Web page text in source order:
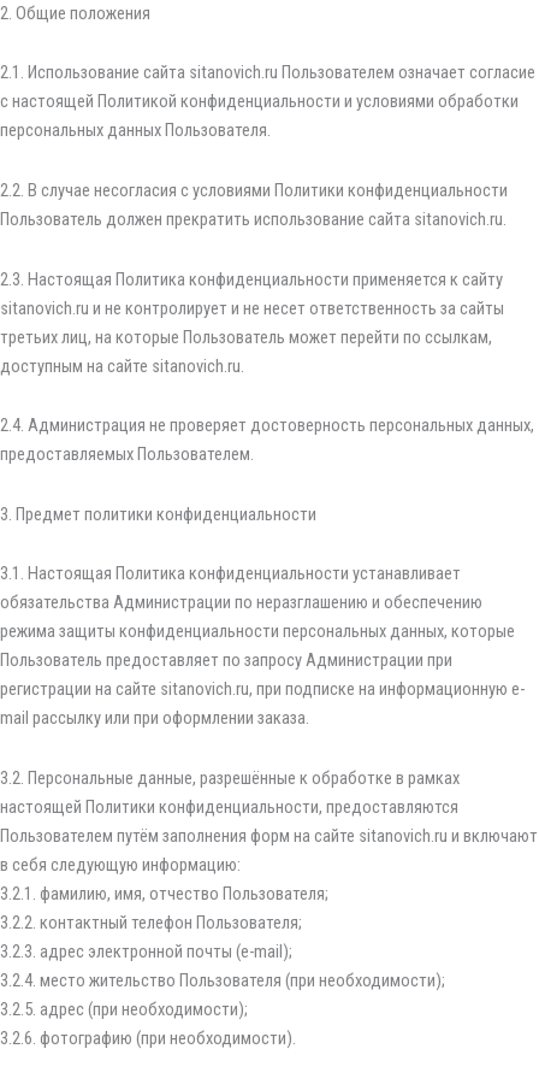
2. Общие положения
2.1. Использование сайта sitanovich.ru Пользователем означает согласие
с настоящей Политикой конфиденциальности и условиями обработки
персональных данных Пользователя.
2.2. В случае несогласия с условиями Политики конфиденциальности
Пользователь должен прекратить использование сайта sitanovich.ru.
2.3. Настоящая Политика конфиденциальности применяется к сайту
sitanovich.ru и не контролирует и не несет ответственность за сайты
третьих лиц, на которые Пользователь может перейти по ссылкам,
доступным на сайте sitanovich.ru.
2.4. Администрация не проверяет достоверность персональных данных,
предоставляемых Пользователем.
3. Предмет политики конфиденциальности
3.1. Настоящая Политика конфиденциальности устанавливает
обязательства Администрации по неразглашению и обеспечению
режима защиты конфиденциальности персональных данных, которые
Пользователь предоставляет по запросу Администрации при
регистрации на сайте sitanovich.ru, при подписке на информационную e-
mail рассылку или при оформлении заказа.
3.2. Персональные данные, разрешённые к обработке в рамках
настоящей Политики конфиденциальности, предоставляются
Пользователем путём заполнения форм на сайте sitanovich.ru и включают
в себя следующую информацию:
3.2.1. фамилию, имя, отчество Пользователя;
3.2.2. контактный телефон Пользователя;
3.2.3. адрес электронной почты (e-mail);
3.2.4. место жительство Пользователя (при необходимости);
3.2.5. адрес (при необходимости);
3.2.6. фотографию (при необходимости).